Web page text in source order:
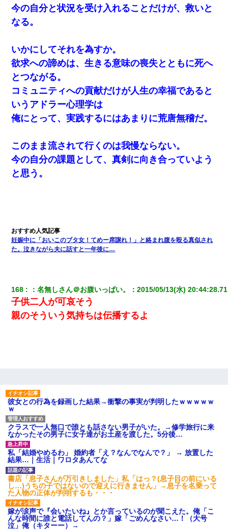
今の自分と状況を受け入れることだけが、救いと
なる。
いかにしてそれを為すか。
欲求への諦めは、生きる意味の喪失とともに死へ
とつながる。
コミュニティへの貢献だけが人生の幸福であると
いうアドラー心理学は
俺にとって、実践するにはあまりに荒唐無稽だ。
このまま流されて行くのは我慢ならない。
今の自分の課題として、真剣に向き合っていよう
と思う。
妊娠中に「おいこのブタ女！てめー席譲れ！」と絡まれ腹を殴る真似され
た。泣きながら夫に話すと一年後に…
168 ：名無しさん＠お腹いっぱい。 ：2015/05/13(水)
子供二人が可哀そう
親のそういう気持ちは伝播するよ
彼女との行為を録画した結果→衝撃の事実が判明したｗｗｗｗｗ
ｗ
クラスで一人無口で誰とも話さない男子がいた。→修学旅行に来
なかったその男子に女子達がお土産を渡した。5分後…
私「結婚やめるわ」 婚約者「え？なんでなんで？」 → 放置した
結果…｜生活｜ワロタあんてな
書店「息子さんが万引きしました」私「はっ？(息子目の前にいる
し…)うちの子ではないので迎えに行きません」→息子を名乗って
た人物の正体が判明するも・・・
嫁が涙声で『会いたいね』とか言っているのが聞こえた。俺「こ
んな時間に誰と電話してんの？」嫁「ごめんなさい…！（大号
泣」俺（キターー）→